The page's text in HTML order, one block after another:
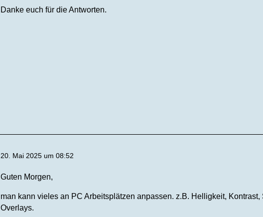
Danke euch für die Antworten.
20. Mai 2025 um 08:52
Guten Morgen,
man kann vieles an PC Arbeitsplätzen anpassen. z.B. Helligkeit,
Overlays.